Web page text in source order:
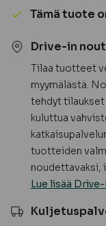
TILAUSTUOTE
Tämä tuote
Drive-in
Tilaa tuotteet
myymälästä.
tehdyt tilaukset
kuluttua
tuotteiden
Lue lisää